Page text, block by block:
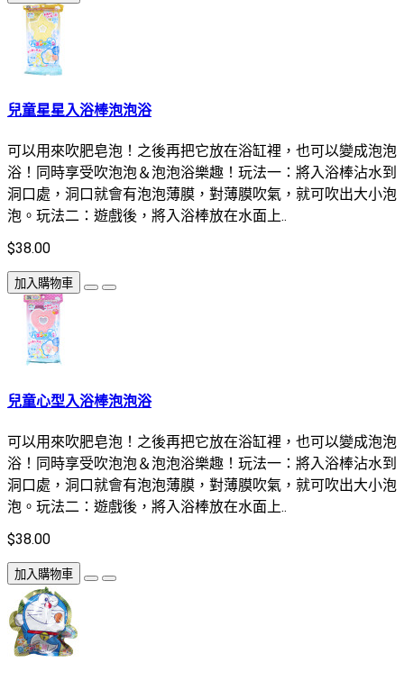
兒童星星入浴棒泡泡浴
可以用來吹肥皂泡！之後再把它放在浴缸裡，也可以變成泡泡
浴！同時享受吹泡泡＆泡泡浴樂趣！玩法一：將入浴棒沾水到
洞口處，洞口就會有泡泡薄膜，對薄膜吹氣，就可吹出大小泡
泡。玩法二：遊戲後，將入浴棒放在水面上..
$38.00
加入購物車
兒童心型入浴棒泡泡浴
可以用來吹肥皂泡！之後再把它放在浴缸裡，也可以變成泡泡
浴！同時享受吹泡泡＆泡泡浴樂趣！玩法一：將入浴棒沾水到
洞口處，洞口就會有泡泡薄膜，對薄膜吹氣，就可吹出大小泡
泡。玩法二：遊戲後，將入浴棒放在水面上..
$38.00
加入購物車